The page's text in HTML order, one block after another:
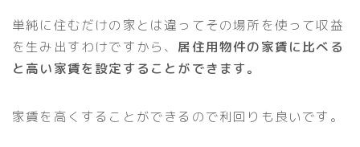
単純に住むだけの家とは違ってその場所を使って収益
を生み出すわけですから、 居住用物件の家賃に比べる
と高い家賃を設定することができます。
家賃を高くすることができるので利回りも良いです。